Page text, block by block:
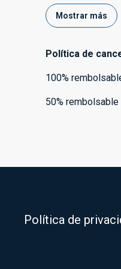
Mostrar más
Política de
100%
50% rembolsable
Política de